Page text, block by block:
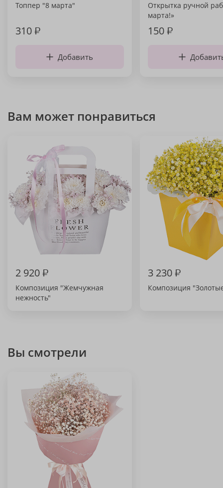
Топпер "8 марта"
310₽
Добавить
Открытка ручной
марта!»
150₽
Вам может понравиться
2 920₽
Композиция "Жемчужная
нежность"
3 230₽
Композиция
Вы смотрели